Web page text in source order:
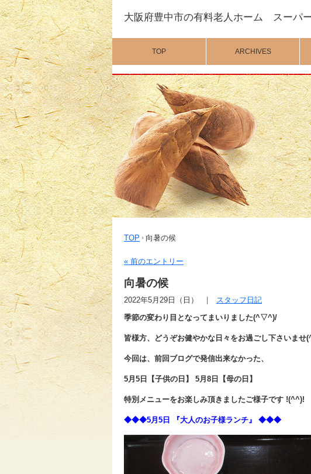
大阪府豊中市の有料老人ホーム スーパ
TOP ARCHIVES
TOP 向暑の候
« 前のエントリー
向暑の候
2022年5月29日（日）
スタッフ日記
季節の変わり目となってまいりました(^▽^)/
皆様方、どうぞお健やかな日々をお過ごし下さいませ
今回は、前回ブログで発信出来なかった、
5月5日【子供の日】 5月8日【母の日】
特別メニューをお楽しみ頂きましたご様子です !(^^)!
◆◆◆5月5日 『大人のお子様ランチ』 ◆◆◆